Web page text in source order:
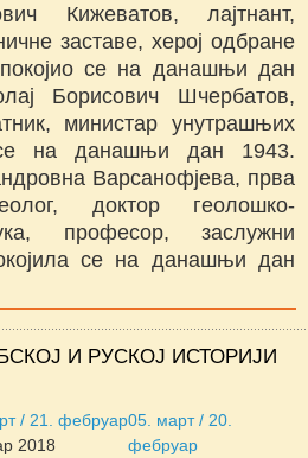
Кижеватов, лајтнант,
заставе, херој одбране
се на данашњи дан
Борисович Шчербатов,
министар унутрашњих
се на данашњи дан 1943.
Варсанофјева, прва
доктор геолошко-
професор, заслужни
се на данашњи дан
И РУСКОЈ ИСТОРИЈИ
/ 21. фебруар
2018
05. март / 20.
фебруар